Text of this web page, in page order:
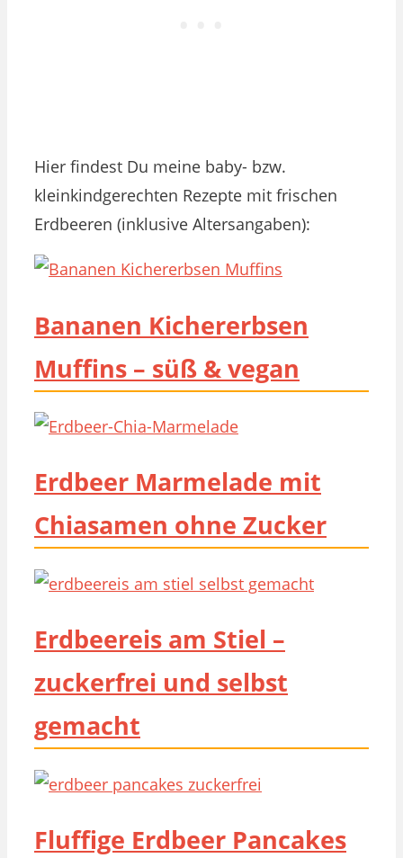
Hier findest Du meine baby- bzw.
kleinkindgerechten Rezepte mit frischen
Erdbeeren (inklusive Altersangaben):
Bananen Kichererbsen
Muffins – süß & vegan
Erdbeer Marmelade mit
Chiasamen ohne Zucker
Erdbeereis am Stiel –
zuckerfrei und selbst
gemacht
Fluffige Erdbeer Pancakes